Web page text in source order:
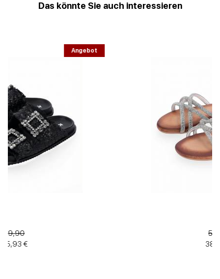
Das könnte Sie auch interessieren